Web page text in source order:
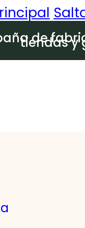
de
tiendas y